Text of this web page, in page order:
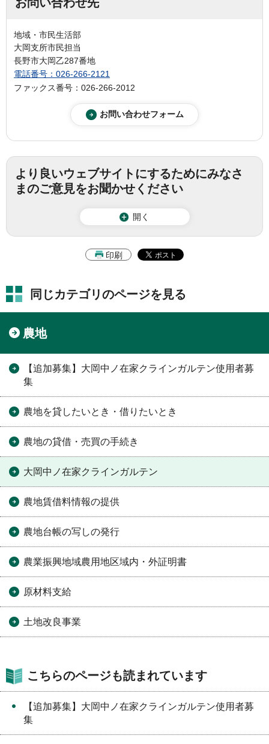
地域・市民生活部
大岡支所市民担当
長野市大岡乙287番地
電話番号：026-266-2121
ファックス番号：026-266-2012
より良いウェブサイトにするためにみなさ
まのご意見をお聞かせください
開く
印刷
同じカテゴリのページを見る
農地
【追加募集】大岡中ノ在家クラインガルテン使用者募
集
農地を貸したいとき・借りたいとき
農地の貸借・売買の手続き
大岡中ノ在家クラインガルテン
農地賃借料情報の提供
農地台帳の写しの発行
農業振興地域農用地区域内・外証明書
原材料支給
土地改良事業
こちらのページも読まれています
【追加募集】大岡中ノ在家クラインガルテン使用者募
集